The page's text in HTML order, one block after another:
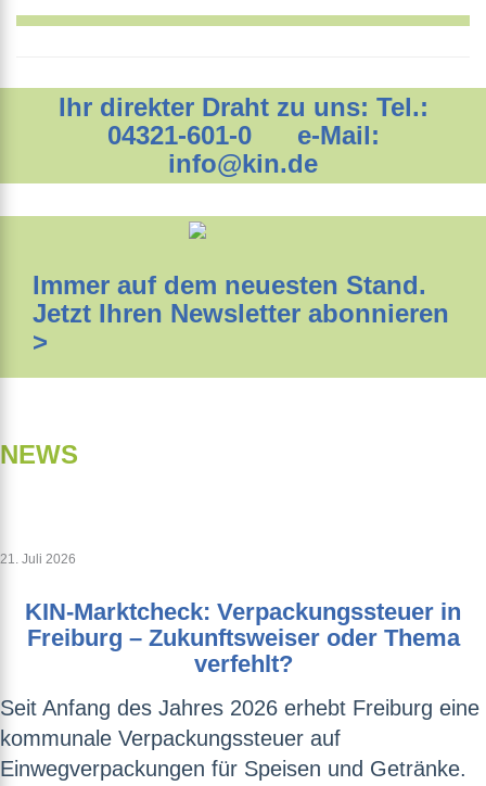
Ihr direkter Draht zu uns: Tel.:
04321-601-0 e-Mail:
info@kin.de
Immer auf dem neuesten Stand.
Jetzt Ihren Newsletter abonnieren
>
NEWS
21. Juli 2026
KIN-Marktcheck: Verpackungssteuer in
Freiburg – Zukunftsweiser oder Thema
verfehlt?
Seit Anfang des Jahres 2026 erhebt Freiburg eine
kommunale Verpackungssteuer auf
Einwegverpackungen für Speisen und Getränke.